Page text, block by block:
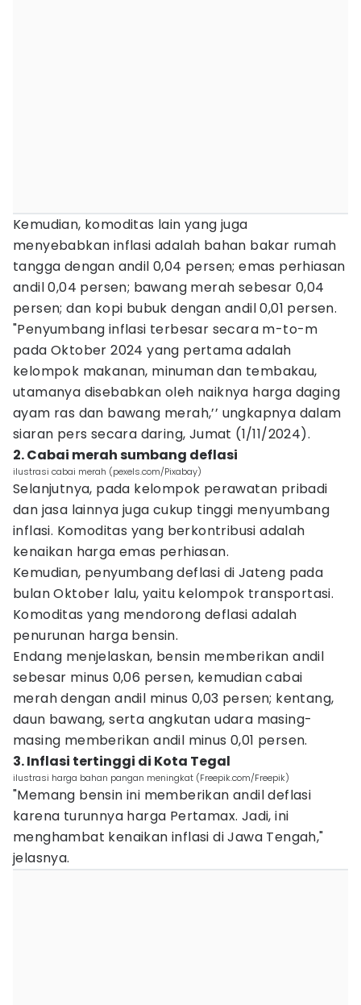
Kemudian, komoditas lain yang juga
menyebabkan inflasi adalah bahan bakar rumah
tangga dengan andil 0,04 persen; emas perhiasan
andil 0,04 persen; bawang merah sebesar 0,04
persen; dan kopi bubuk dengan andil 0,01 persen.
"Penyumbang inflasi terbesar secara m-to-m
pada Oktober 2024 yang pertama adalah
kelompok makanan, minuman dan tembakau,
utamanya disebabkan oleh naiknya harga daging
ayam ras dan bawang merah,’’ ungkapnya dalam
siaran pers secara daring, Jumat (1/11/2024).
2. Cabai merah sumbang deflasi
ilustrasi cabai merah (pexels.com/Pixabay)
Selanjutnya, pada kelompok perawatan pribadi
dan jasa lainnya juga cukup tinggi menyumbang
inflasi. Komoditas yang berkontribusi adalah
kenaikan harga emas perhiasan.
Kemudian, penyumbang deflasi di Jateng pada
bulan Oktober lalu, yaitu kelompok transportasi.
Komoditas yang mendorong deflasi adalah
penurunan harga bensin.
Endang menjelaskan, bensin memberikan andil
sebesar minus 0,06 persen, kemudian cabai
merah dengan andil minus 0,03 persen; kentang,
daun bawang, serta angkutan udara masing-
masing memberikan andil minus 0,01 persen.
3. Inflasi tertinggi di Kota Tegal
ilustrasi harga bahan pangan meningkat (Freepik.com/Freepik)
"Memang bensin ini memberikan andil deflasi
karena turunnya harga Pertamax. Jadi, ini
menghambat kenaikan inflasi di Jawa Tengah,"
jelasnya.